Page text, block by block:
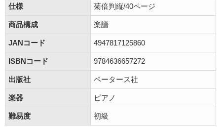
仕様 菊倍判縦/40ページ
商品構成 楽譜
JANコード 4947817125860
ISBNコード 9784636657272
出版社 ペータース社
楽器 ピアノ
難易度 初級